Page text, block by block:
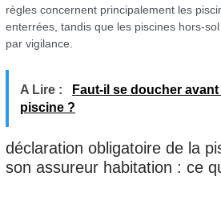
règles concernent principalement les
enterrées, tandis que les piscines hors-
par vigilance.
A Lire :
Faut-il se doucher
piscine ?
déclaration obligatoire de la
son assureur habitation : ce